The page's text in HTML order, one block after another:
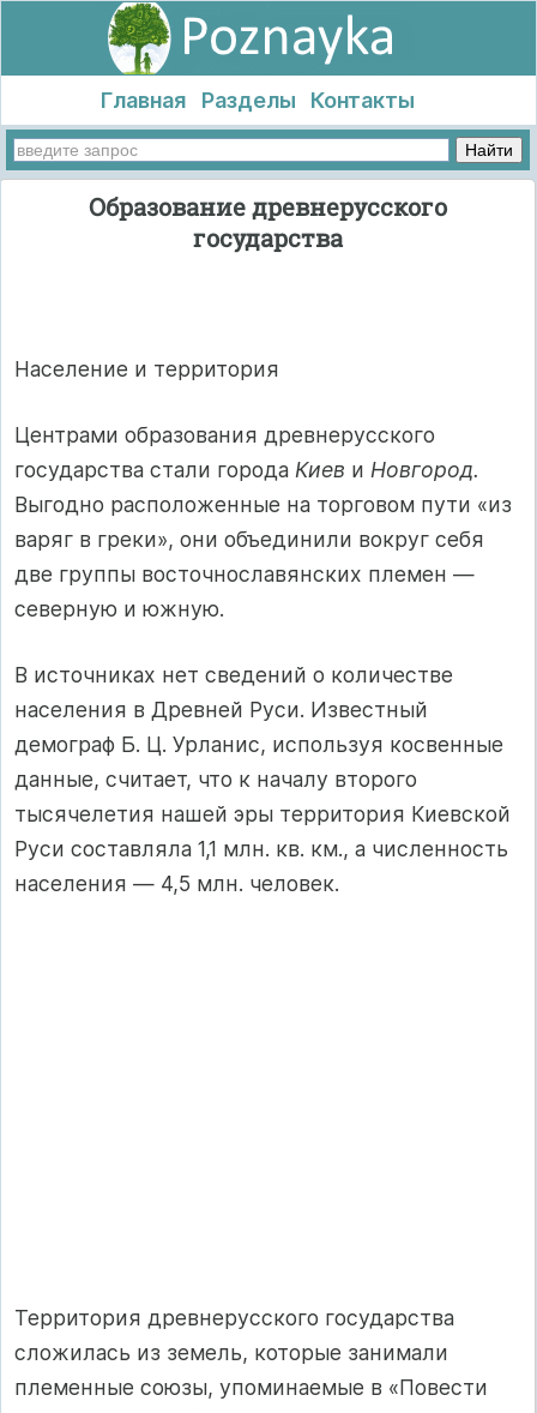
Главная Разделы Контакты
Образование древнерусского
государства
Население и территория
Центрами образования древнерусского
государства стали города Киев и Новгород.
Выгодно расположенные на торговом пути «из
варяг в греки», они объединили вокруг себя
две группы восточнославянских племен —
северную и южную.
В источниках нет сведений о количестве
населения в Древней Руси. Известный
демограф Б. Ц. Урланис, используя косвенные
данные, считает, что к началу второго
тысячелетия нашей эры территория Киевской
Руси составляла 1,1 млн. кв. км., а численность
населения — 4,5 млн. человек.
Территория древнерусского государства
сложилась из земель, которые занимали
племенные союзы, упоминаемые в «Повести